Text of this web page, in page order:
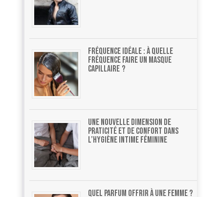
Fréquence idéale : à quelle
fréquence faire un masque
capillaire ?
Une nouvelle dimension de
praticité et de confort dans
l’hygiène intime féminine
Quel parfum offrir à une femme ?